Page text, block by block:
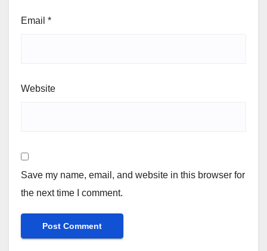
Email *
Website
Save my name, email, and website in this browser for
the next time I comment.